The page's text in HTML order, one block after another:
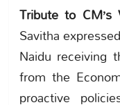
Tribute to CM’s
Savitha
Naidu receiving
from the
proactive